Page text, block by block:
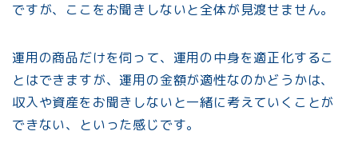
ですが、ここをお聞きしないと全体が見渡せません。
運用の商品だけを伺って、運用の中身を適正化するこ
とはできますが、運用の金額が適性なのかどうかは、
収入や資産をお聞きしないと一緒に考えていくことが
できない、といった感じです。